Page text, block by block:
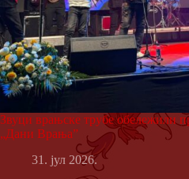
Звуци врањске трубе обележили
„Дани Врања”
31. јул 2026.